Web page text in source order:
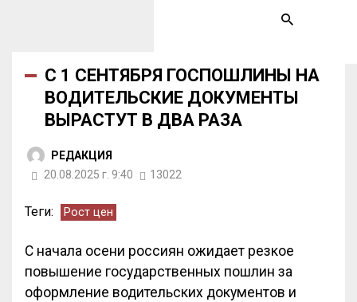
С 1 СЕНТЯБРЯ ГОСПОШЛИНЫ НА
ВОДИТЕЛЬСКИЕ ДОКУМЕНТЫ
ВЫРАСТУТ В ДВА РАЗА
РЕДАКЦИЯ
20.08.2025 г. 9:40
13022
Теги: Рост цен
С начала осени россиян ожидает резкое
повышение государственных пошлин за
оформление водительских документов и